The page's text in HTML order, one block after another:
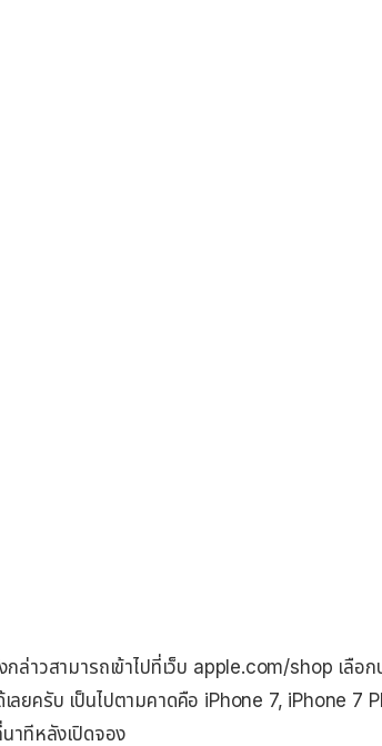
กล่าวสามารถเข้าไปที่เว็บ apple.com/shop เลือก
เลยครับ เป็นไปตามคาดคือ iPhone 7, iPhone 7
นาทีหลังเปิดจอง